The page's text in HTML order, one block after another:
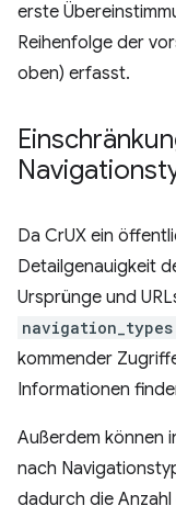
erste
Reihenfolge der
oben) erfasst.
Da CrUX ein
Detailgenauigkeit
Ursprünge und
navigation_types
kommender
Informationen
Außerdem können
nach
dadurch die